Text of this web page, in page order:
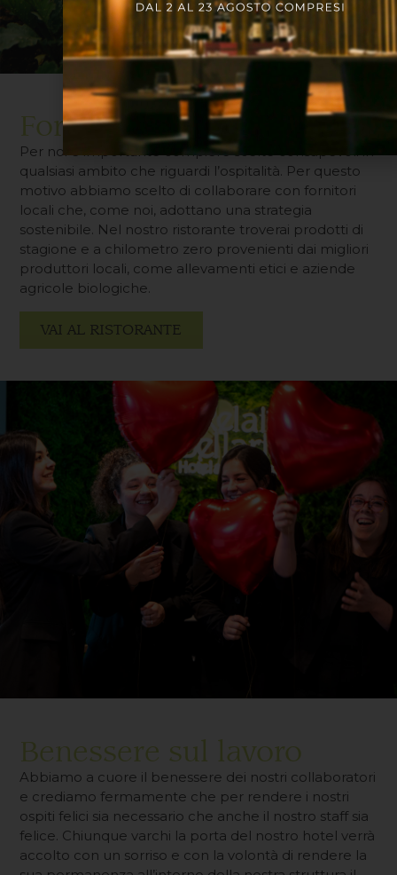
Fornitori locali
Per noi è importante compiere scelte consapevoli in
qualsiasi ambito che riguardi l’ospitalità. Per questo
motivo abbiamo scelto di collaborare con fornitori
locali che, come noi, adottano una strategia
sostenibile. Nel nostro ristorante troverai prodotti di
stagione e a chilometro zero provenienti dai migliori
produttori locali, come allevamenti etici e aziende
agricole biologiche.
VAI AL RISTORANTE
Benessere sul lavoro
Abbiamo a cuore il benessere dei nostri collaboratori
e crediamo fermamente che per rendere i nostri
ospiti felici sia necessario che anche il nostro staff sia
felice. Chiunque varchi la porta del nostro hotel verrà
accolto con un sorriso e con la volontà di rendere la